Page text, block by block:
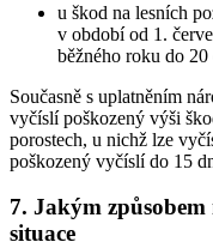
u škod na lesních
v období od 1.
běžného roku do
Současně s uplatněním
vyčíslí poškozený výši
porostech, u nichž lze
poškozený vyčíslí do 15
7. Jakým
situace